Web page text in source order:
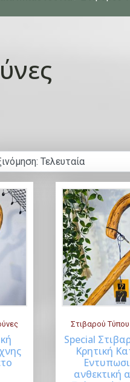
Στιβαρού
Special
Κρητική
ανθεκτική